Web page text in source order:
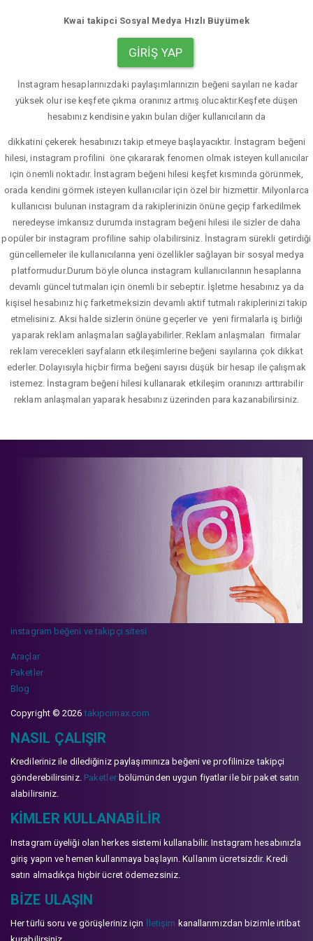
Kwai takipci Sosyal Medya Hızlı Büyümek
GIRIŞ YAP
İnstagram hesaplarınızdaki paylaşımlarınızın beğeni sayıları ne kadar
yüksek olur ise keşfete çıkma oranınız artmış olucaktır.Keşfete düşen
hesabınız kendisine yakın bulan diğer kullanıcıların da
dikkatini çekerek hesabınızı takip etmeye başlayacıktır. İnstagram beğeni
hilesi, instagram profilini öne çıkararak fenomen olmak isteyen kullanıcılar
için önemli noktadır. İnstagram beğeni hilesi keşfet kısmında görünmek,
orada kendini görmek isteyen kullanıcılar için özel bir hizmettir. Milyonlarca
kullanıcısı bulunan instagram da rakiplerinizin önüne geçip farkedilmek
neredeyse imkansız durumda instagram beğeni hilesi ile sizler de daha
popüler bir instagram profiline sahip olabilirsiniz. İnstagram sürekli getirdiği
güncellemeler ile kullanıcılarına yeni özellikler sağlayan bir sosyal medya
platformudur.Durum böyle olunca instagram kullanıcılarının hesaplarına
devamlı güncel tutmaları için önemli bir sebeptir. İşletme hesabınız ya da
kişisel hesabınız hiç farketmeksizin devamlı aktif tutmalı rakiplerinizi takip
etmelisiniz. Aksi halde sizlerin önüne geçerler ve yeni firmalarla iş birliği
yaparak reklam anlaşmaları sağlayabilirler. Reklam anlaşmaları firmalar
reklam verecekleri sayfaların etkileşimlerine beğeni sayılarına çok dikkat
ederler. Dolayısıyla hiçbir firma beğeni sayısı düşük bir hesap ile çalışmak
istemez. İnstagram beğeni hilesi kullanarak etkileşim oranınızı arttırabilir
reklam anlaşmaları yaparak hesabınız üzerinden para kazanabilirsiniz.
instagram beğeni ve takipçi sitesi
Araçlar
Paketler
Blog
Copyright © 2026takipcimax.com
NASIL ÇALIŞIR
Kredileriniz ile dilediğiniz paylaşımınıza beğeni ve profilinize takipçi
gönderebilirsiniz. Paketlerbölümünden uygun fiyatlar ile bir paket satın
alabilirsiniz.
KIMLER KULLANABILIR
Instagram üyeliği olan herkes sistemi kullanabilir. Instagram hesabınızla
giriş yapın ve hemen kullanmaya başlayın. Kullanım ücretsizdir. Kredi
satın almadıkça hiçbir ücret ödemezsiniz.
BIZE ULAŞIN
Her türlü soru ve görüşleriniz için İletişim kanallarımızdan bizimle irtibat